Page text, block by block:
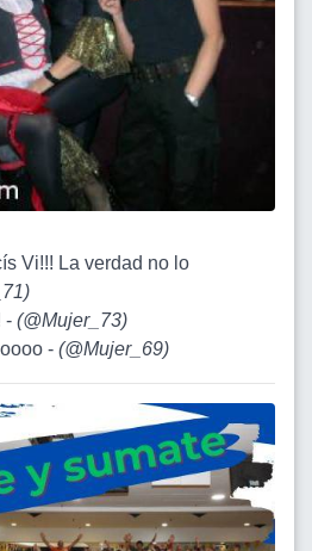
Vi!!! La verdad no lo
)
- (@Mujer_73)
- (@Mujer_69)